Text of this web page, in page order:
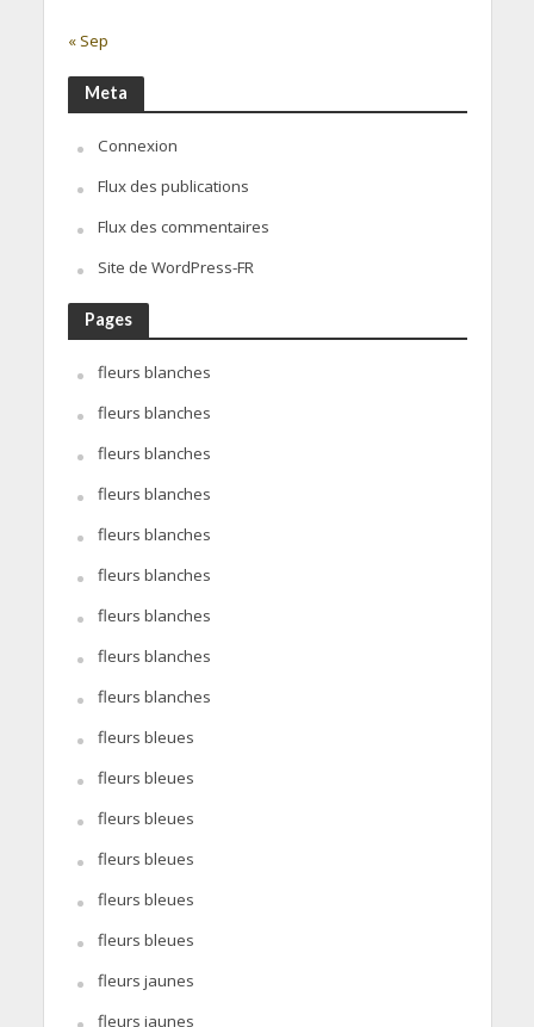
« Sep
Meta
Connexion
Flux des publications
Flux des commentaires
Site de WordPress-FR
Pages
fleurs blanches
fleurs blanches
fleurs blanches
fleurs blanches
fleurs blanches
fleurs blanches
fleurs blanches
fleurs blanches
fleurs blanches
fleurs bleues
fleurs bleues
fleurs bleues
fleurs bleues
fleurs bleues
fleurs bleues
fleurs jaunes
fleurs jaunes